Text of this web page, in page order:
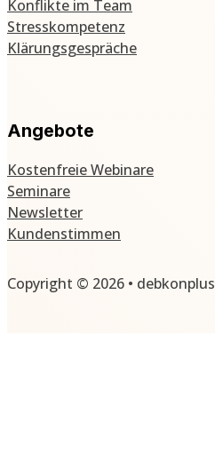
Konflikte im Team
Stresskompetenz
Klärungsgespräche
Angebote
Kostenfreie Webinare
Seminare
Newsletter
Kundenstimmen
Copyright © 2026 • debkonplus